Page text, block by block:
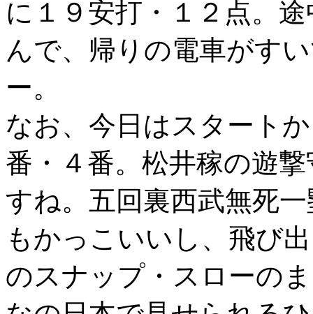
に１９安打・１２点。
んで、帰りの電車がす
ー。
なお、今日はスタート
番・４番。松井稼の遊
すね。五回裏西武無死
もかっこいいし、飛び
のスナップ・スローの